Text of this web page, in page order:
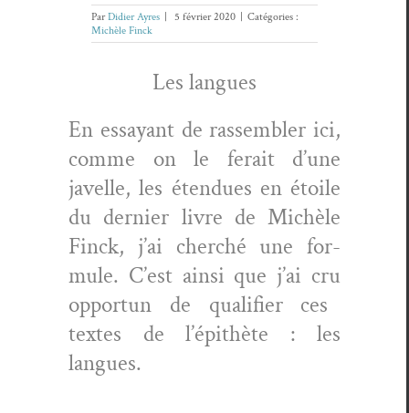
ParDidier Ayres 5 février 2020
Catégories :
Michèle Finck
Les langues
En essayant de rassem­bler ici,
comme on le ferait d’une
javelle, les éten­dues en étoile
du dernier livre de Michèle
Finck, j’ai cher­ché une for­
mule. C’est ain­si que j’ai cru
oppor­tun de qual­i­fi­er ces
textes de l’épithète : les
langues.